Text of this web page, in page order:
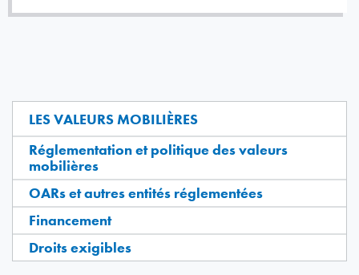
LES VALEURS MOBILIÈRES
Réglementation et politique des valeurs
mobilières
OARs et autres entités réglementées
Financement
Droits exigibles